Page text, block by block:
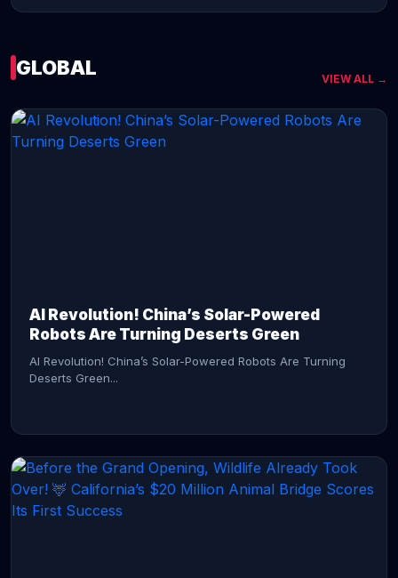
GLOBAL VIEW ALL →
AI Revolution! China’s Solar-Powered
Robots Are Turning Deserts Green
AI Revolution! China’s Solar-Powered Robots Are Turning
Deserts Green...